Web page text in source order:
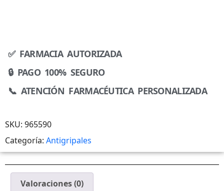
✅ FARMACIA AUTORIZADA
🔒 PAGO 100% SEGURO
📞 ATENCIÓN FARMACÉUTICA PERSONALIZADA
SKU: 965590
Categoría: Antigripales
Valoraciones (0)